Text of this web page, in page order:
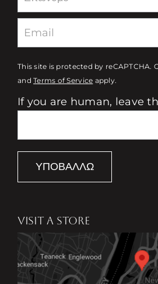
This site is protected by reCAPTCHA.
andTerms of Service apply.
If you are human, leave
ΥΠΟΒΆΛΛΩ
VISIT A STORE